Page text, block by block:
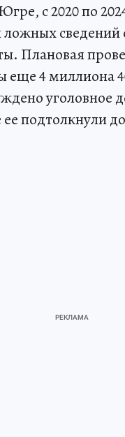
с 2020 по 2024
сведений
Плановая
еще 4 миллиона
подтолкнули